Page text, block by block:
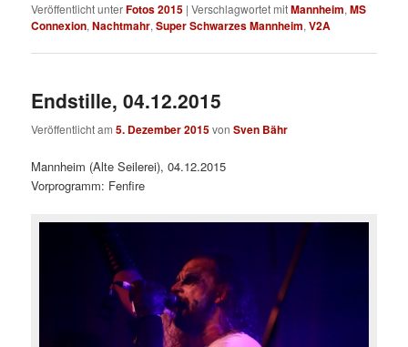
Veröffentlicht unterFotos 2015 |Verschlagwortet mitMannheim,MS
Connexion,Nachtmahr,Super Schwarzes Mannheim,V2A
Endstille, 04.12.2015
Veröffentlicht am5. Dezember 2015vonSven Bähr
Mannheim (Alte Seilerei), 04.12.2015
Vorprogramm: Fenfire